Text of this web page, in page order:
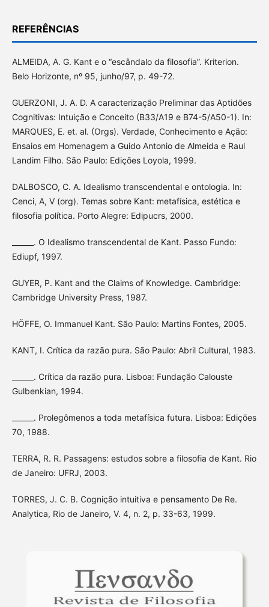
REFERÊNCIAS
ALMEIDA, A. G. Kant e o “escândalo da filosofia”. Kriterion.
Belo Horizonte, nº 95, junho/97, p. 49-72.
GUERZONI, J. A. D. A caracterização Preliminar das Aptidões
Cognitivas: Intuição e Conceito (B33/A19 e B74-5/A50-1). In:
MARQUES, E. et. al. (Orgs). Verdade, Conhecimento e Ação:
Ensaios em Homenagem a Guido Antonio de Almeida e Raul
Landim Filho. São Paulo: Edições Loyola, 1999.
DALBOSCO, C. A. Idealismo transcendental e ontologia. In:
Cenci, A, V (org). Temas sobre Kant: metafísica, estética e
filosofia política. Porto Alegre: Edipucrs, 2000.
______. O Idealismo transcendental de Kant. Passo Fundo:
Ediupf, 1997.
GUYER, P. Kant and the Claims of Knowledge. Cambridge:
Cambridge University Press, 1987.
HÖFFE, O. Immanuel Kant. São Paulo: Martins Fontes, 2005.
KANT, I. Crítica da razão pura. São Paulo: Abril Cultural, 1983.
______. Crítica da razão pura. Lisboa: Fundação Calouste
Gulbenkian, 1994.
______. Prolegômenos a toda metafísica futura. Lisboa: Edições
70, 1988.
TERRA, R. R. Passagens: estudos sobre a filosofia de Kant. Rio
de Janeiro: UFRJ, 2003.
TORRES, J. C. B. Cognição intuitiva e pensamento De Re.
Analytica, Rio de Janeiro, V. 4, n. 2, p. 33-63, 1999.